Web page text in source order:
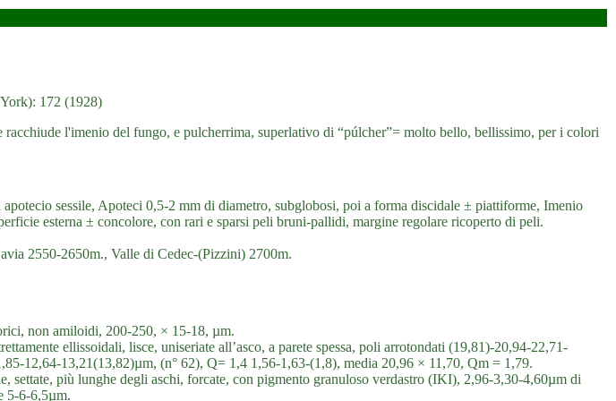
172 (1928)
l'imenio del fungo, e pulcherrima, superlativo di “púlcher”= molto bello, bellissimo, per i colori
apotecio sessile, Apoteci 0,5-2 mm di diametro, subglobosi, poi a forma discidale ± piattiforme, Imenio
esterna ± concolore, con rari e sparsi peli bruni-pallidi, margine regolare ricoperto di peli.
2550-2650m., Valle di Cedec-(Pizzini) 2700m.
non amiloidi, 200-250, × 15-18, µm.
ellissoidali, lisce, uniseriate all’asco, a parete spessa, poli arrotondati (19,81)-20,94-22,71-
12,64-13,21(13,82)µm, (n° 62), Q= 1,4 1,56-1,63-(1,8), media 20,96 × 11,70, Qm = 1,79.
settate, più lunghe degli aschi, forcate, con pigmento granuloso verdastro (IKI), 2,96-3,30-4,60µm di
5-6-6,5µm.